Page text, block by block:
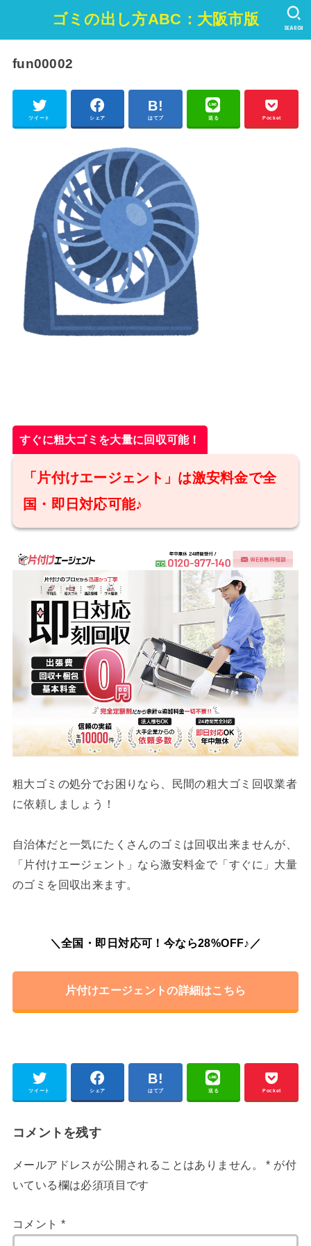
ゴミの出し方ABC：大阪市版 SEARCH
fun00002
ツイート シェア はてブ 送る Pocket
すぐに粗大ゴミを大量に回収可能！
「片付けエージェント」は激安料金で全
国・即日対応可能♪
粗大ゴミの処分でお困りなら、民間の粗大ゴミ回収業者
に依頼しましょう！
自治体だと一気にたくさんのゴミは回収出来ませんが、
「片付けエージェント」なら激安料金で「すぐに」大量
のゴミを回収出来ます。
＼全国・即日対応可！今なら28%OFF♪／
片付けエージェントの詳細はこちら
ツイート シェア はてブ 送る Pocket
コメントを残す
メールアドレスが公開されることはありません。 * が付
いている欄は必須項目です
コメント *